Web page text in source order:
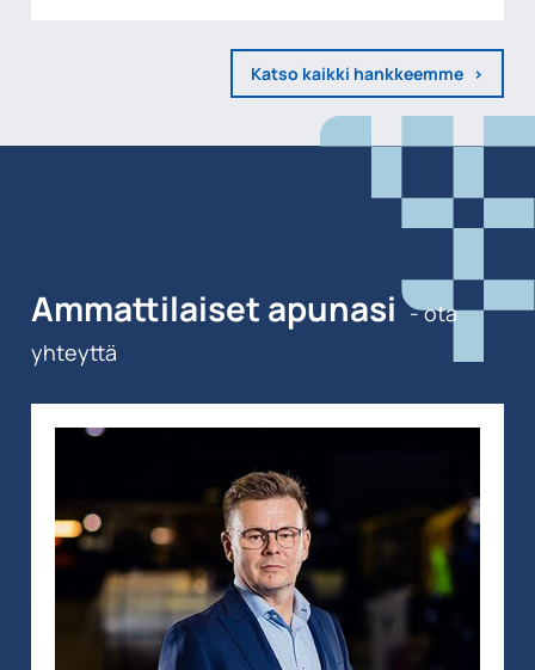
Katso kaikki hankkeemme
Ammattilaiset apunasi - ota
yhteyttä